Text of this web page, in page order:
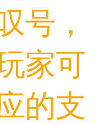
号，
家可
的支